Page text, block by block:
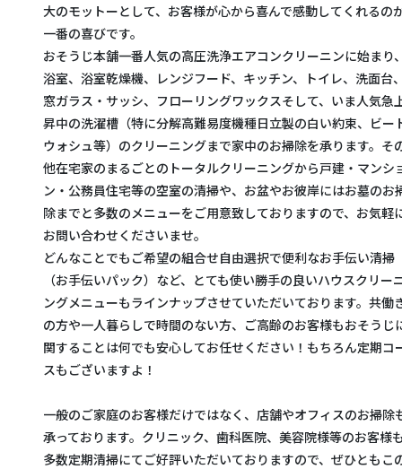
大のモットーとして、お客様が心から喜んで感動してくれるの
一番の喜びです。
おそうじ本舗一番人気の高圧洗浄エアコンクリーニンに始まり
浴室、浴室乾燥機、レンジフード、キッチン、トイレ、洗面台
窓ガラス・サッシ、フローリングワックスそして、いま人気急
昇中の洗濯槽（特に分解高難易度機種日立製の白い約束、ビー
ウォシュ等）のクリーニングまで家中のお掃除を承ります。そ
他在宅家のまるごとのトータルクリーニングから戸建・マンシ
ン・公務員住宅等の空室の清掃や、お盆やお彼岸にはお墓のお
除までと多数のメニューをご用意致しておりますので、お気軽
お問い合わせくださいませ。
どんなことでもご希望の組合せ自由選択で便利なお手伝い清掃
（お手伝いパック）など、とても使い勝手の良いハウスクリー
ングメニューもラインナップさせていただいております。共働
の方や一人暮らしで時間のない方、ご高齢のお客様もおそうじ
関することは何でも安心してお任せください！もちろん定期コ
スもございますよ！
一般のご家庭のお客様だけではなく、店舗やオフィスのお掃除
承っております。クリニック、歯科医院、美容院様等のお客様
多数定期清掃にてご好評いただいておりますので、ぜひともこ